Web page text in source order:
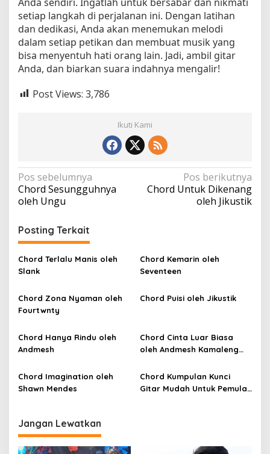
setiap langkah di perjalanan ini. Dengan latihan
dan dedikasi, Anda akan menemukan melodi
dalam setiap petikan dan membuat musik yang
bisa menyentuh hati orang lain. Jadi, ambil gitar
Anda, dan biarkan suara indahnya mengalir!
Post Views: 3,786
Ikuti Kami
N
a
i
g
a
s
i
p
o
s
Pos sebelumnya
Chord Sesungguhnya
oleh Ungu
Pos berikutnya
Chord Untuk Dikenang
oleh Jikustik
Posting Terkait
Chord Terlalu Manis oleh
Slank
Chord Kemarin oleh
Seventeen
Chord Zona Nyaman oleh
Fourtwnty
Chord Puisi oleh Jikustik
Chord Hanya Rindu oleh
Andmesh
Chord Cinta Luar Biasa
oleh Andmesh Kamaleng
SKA)
Chord Imagination oleh
Shawn Mendes
Chord Kumpulan Kunci
Gitar Mudah Untuk Pemula
Jangan Lewatkan